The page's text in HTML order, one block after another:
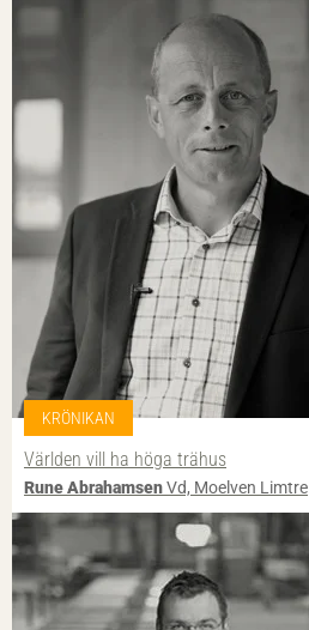
KRÖNIKAN
Världen vill ha höga trähus
Rune AbrahamsenVd, Moelven Limtre